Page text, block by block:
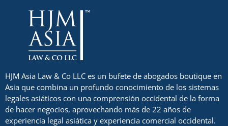
HJM Asia Law & Co LLC es un bufete de abogados boutique en
Asia que combina un profundo conocimiento de los sistemas
legales asiáticos con una comprensión occidental de la forma
de hacer negocios, aprovechando más de 22 años de
experiencia legal asiática y experiencia comercial occidental.